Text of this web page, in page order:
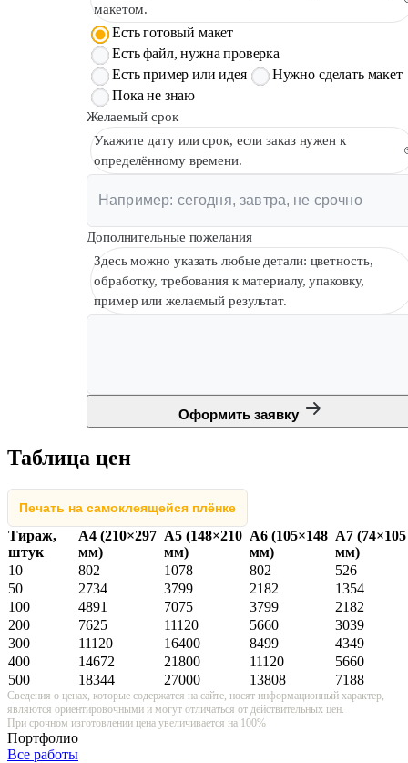
макетом.
Есть готовый макет
Есть файл, нужна проверка
Есть пример или идея
Нужно сделать макет
Пока не знаю
Желаемый срок
Укажите дату или срок, если заказ нужен к
определённому времени.
Дополнительные пожелания
Здесь можно указать любые детали: цветность,
обработку, требования к материалу, упаковку,
пример или желаемый результат.
Оформить заявку
Таблица цен
Печать на самоклеящейся плёнке
Тираж,
штук
А4 (210×297
мм)
А5 (148×210
мм)
А6 (105×148
мм)
А7 (74×105
мм)
10
802 1078 802
526
50
2734 3799 2182
1354
100
4891 7075 3799
2182
200
7625 11120 5660
3039
300
11120 16400 8499
4349
400
14672 21800 11120
5660
500
18344 27000 13808 7188
Сведения о ценах, которые содержатся на сайте, носят информационный характер,
являются ориентировочными и могут отличаться от действительных цен.
При срочном изготовлении цена увеличивается на 100%
Портфолио
Все работы